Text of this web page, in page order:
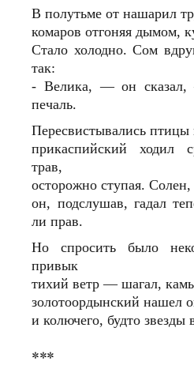
В полутьме от нашарил
комаров отгоняя дымом,
Стало холодно. Сом
так:
- Велика, — он сказал,
печаль.
Пересвистывались птицы
прикаспийский ходил
трав,
осторожно ступая.
он, подслушав, гадал
ли прав.
Но спросить было
привык
тихий ветр — шагал,
золотоордынский нашел
и колючего, будто звезды
***